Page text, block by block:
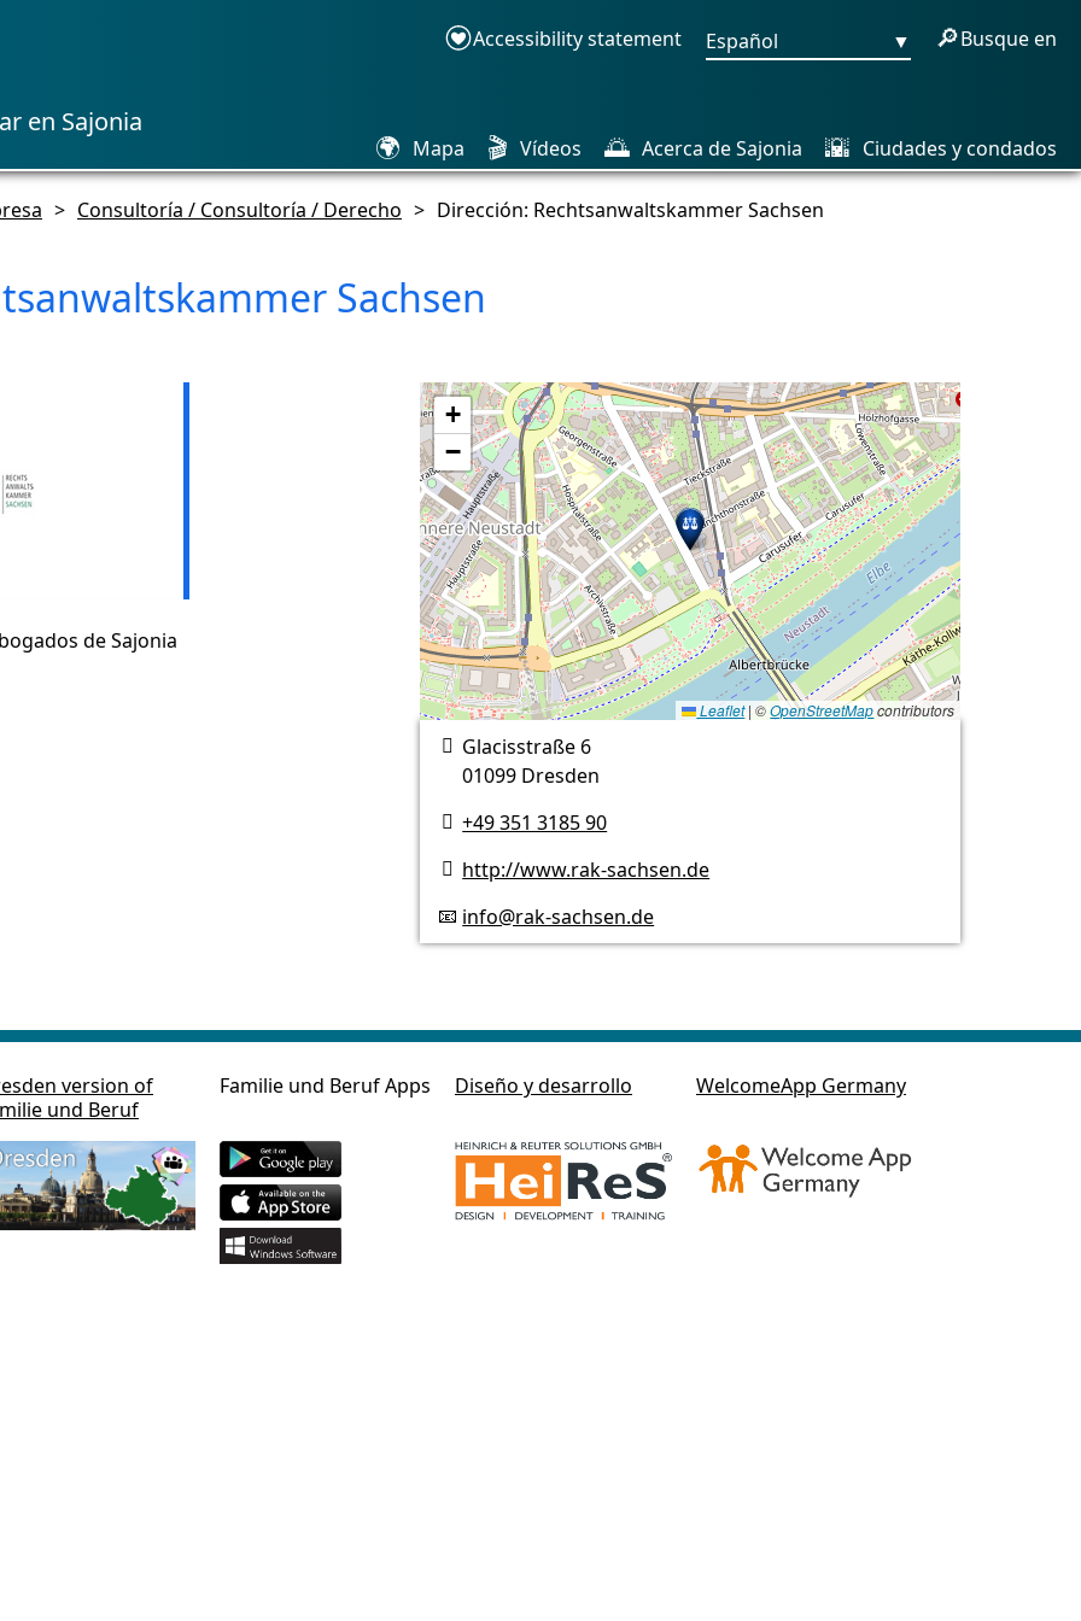
en Sajonia
Accessibility statement Español ▼ 🔎Busque en
🌍 Mapa 🎬 Vídeos 🌅 Acerca de Sajonia 🌇 Ciudades y condados
> Consultoría / Consultoría / Derecho > Dirección: Rechtsanwaltskammer Sachsen
Sachsen
de Sajonia
+
−
Leaflet | ©OpenStreetMapcontributors
 Glacisstraße 6
01099 Dresden
 +49 351 3185 90
 http://www.rak-sachsen.de
📧 info@rak-sachsen.de
version of
und Beruf
Familie und Beruf Apps Diseño y desarrollo WelcomeApp Germany